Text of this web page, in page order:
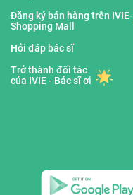
Đăng ký bán hàng trên IVIE-
Shopping Mall
Hỏi đáp bác sĩ
Trở thành đối tác
của IVIE - Bác sĩ ơi